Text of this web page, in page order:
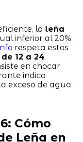
la leña
inferior al 20%.
respeta estos
12 a 24
en chocar
indica
exceso de agua.
Cómo
Leña en